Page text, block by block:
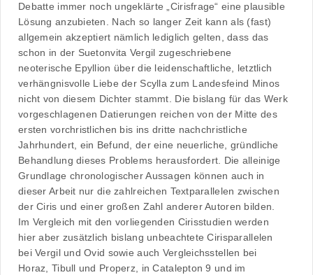
Debatte immer noch ungeklärte „Cirisfrage“ eine plausible
Lösung anzubieten. Nach so langer Zeit kann als (fast)
allgemein akzeptiert nämlich lediglich gelten, dass das
schon in der Suetonvita Vergil zugeschriebene
neoterische Epyllion über die leidenschaftliche, letztlich
verhängnisvolle Liebe der Scylla zum Landesfeind Minos
nicht von diesem Dichter stammt. Die bislang für das Werk
vorgeschlagenen Datierungen reichen von der Mitte des
ersten vorchristlichen bis ins dritte nachchristliche
Jahrhundert, ein Befund, der eine neuerliche, gründliche
Behandlung dieses Problems herausfordert. Die alleinige
Grundlage chronologischer Aussagen können auch in
dieser Arbeit nur die zahlreichen Textparallelen zwischen
der Ciris und einer großen Zahl anderer Autoren bilden.
Im Vergleich mit den vorliegenden Cirisstudien werden
hier aber zusätzlich bislang unbeachtete Cirisparallelen
bei Vergil und Ovid sowie auch Vergleichsstellen bei
Horaz, Tibull und Properz, in Catalepton 9 und im